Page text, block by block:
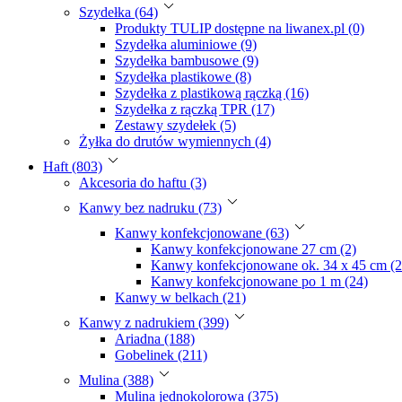
Szydełka (64)
Produkty TULIP dostępne na liwanex.pl (0)
Szydełka aluminiowe (9)
Szydełka bambusowe (9)
Szydełka plastikowe (8)
Szydełka z plastikową rączką (16)
Szydełka z rączką TPR (17)
Zestawy szydełek (5)
Żyłka do drutów wymiennych (4)
Haft (803)
Akcesoria do haftu (3)
Kanwy bez nadruku (73)
Kanwy konfekcjonowane (63)
Kanwy konfekcjonowane 27 cm (2)
Kanwy konfekcjonowane ok. 34 x 45 cm
Kanwy konfekcjonowane po 1 m (24)
Kanwy w belkach (21)
Kanwy z nadrukiem (399)
Ariadna (188)
Gobelinek (211)
Mulina (388)
Mulina jednokolorowa (375)